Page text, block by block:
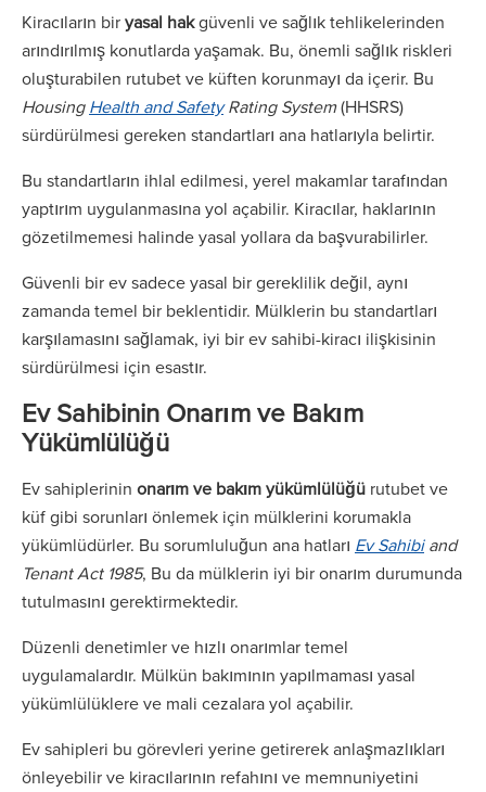
Kiracıların biryasal hakgüvenli ve sağlık tehlikelerinden
arındırılmış konutlarda yaşamak. Bu, önemli sağlık riskleri
oluşturabilen rutubet ve küften korunmayı da içerir. Bu
HousingHealth and SafetyRating System(HHSRS)
sürdürülmesi gereken standartları ana hatlarıyla belirtir.
Bu standartların ihlal edilmesi, yerel makamlar tarafından
yaptırım uygulanmasına yol açabilir. Kiracılar, haklarının
gözetilmemesi halinde yasal yollara da başvurabilirler.
Güvenli bir ev sadece yasal bir gereklilik değil, aynı
zamanda temel bir beklentidir. Mülklerin bu standartları
karşılamasını sağlamak, iyi bir ev sahibi-kiracı ilişkisinin
sürdürülmesi için esastır.
Ev Sahibinin Onarım ve Bakım
Yükümlülüğü
Ev sahiplerinin onarım ve bakım yükümlülüğü rutubet ve
küf gibi sorunları önlemek için mülklerini korumakla
yükümlüdürler. Bu sorumluluğun ana hatları Ev Sahibiand
Tenant Act 1985, Bu da mülklerin iyi bir onarım durumunda
tutulmasını gerektirmektedir.
Düzenli denetimler ve hızlı onarımlar temel
uygulamalardır. Mülkün bakımının yapılmaması yasal
yükümlülüklere ve mali cezalara yol açabilir.
Ev sahipleri bu görevleri yerine getirerek anlaşmazlıkları
önleyebilir ve kiracılarının refahını ve memnuniyetini